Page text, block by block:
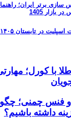
سازی برتر ایران؛
بازار 1405
در تابستان ۱۴۰۵
با کورل؛
چمنی؛ چگونه
داشته باشیم؟